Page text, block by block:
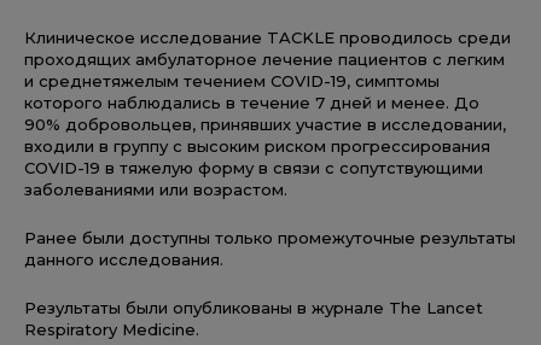
Клиническое исследование TACKLE проводилось среди
проходящих амбулаторное лечение пациентов с легким
и среднетяжелым течением COVID-19, симптомы
которого наблюдались в течение 7 дней и менее. До
90% добровольцев, принявших участие в исследовании,
входили в группу с высоким риском прогрессирования
COVID-19 в тяжелую форму в связи с сопутствующими
заболеваниями или возрастом.
Ранее были доступны только промежуточные результаты
данного исследования.
Результаты были опубликованы в журнале The Lancet
Respiratory Medicine.